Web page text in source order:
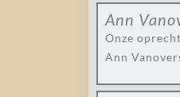
Ann
Onze
Ann